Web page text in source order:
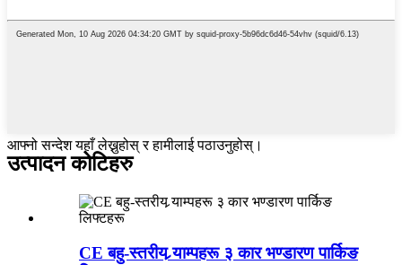
आफ्नो सन्देश यहाँ लेख्नुहोस् र हामीलाई पठाउनुहोस्।
उत्पादन कोटिहरु
CE बहु-स्तरीय र्‍याम्पहरू ३ कार भण्डारण पार्किङ